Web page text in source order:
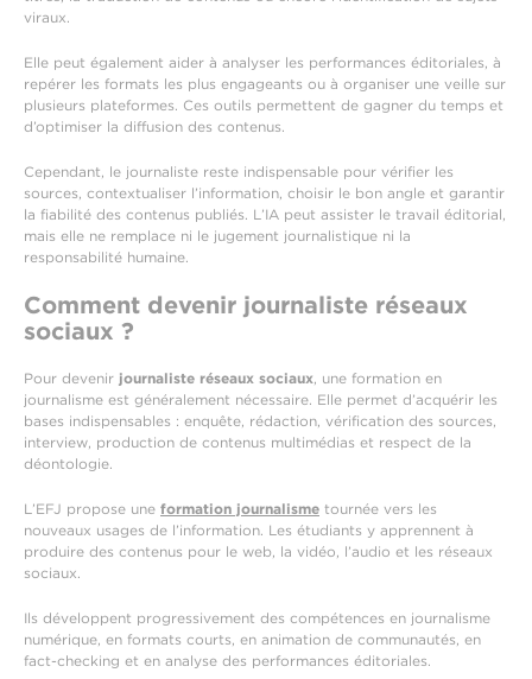
viraux.
Elle peut également aider à analyser les performances éditoriales, à
repérer les formats les plus engageants ou à organiser une veille sur
plusieurs plateformes. Ces outils permettent de gagner du temps et
d’optimiser la diffusion des contenus.
Cependant, le journaliste reste indispensable pour vérifier les
sources, contextualiser l’information, choisir le bon angle et garantir
la fiabilité des contenus publiés. L’IA peut assister le travail éditorial,
mais elle ne remplace ni le jugement journalistique ni la
responsabilité humaine.
Comment devenir journaliste réseaux
sociaux ?
Pour devenir journaliste réseaux sociaux, une formation en
journalisme est généralement nécessaire. Elle permet d’acquérir les
bases indispensables : enquête, rédaction, vérification des sources,
interview, production de contenus multimédias et respect de la
déontologie.
L’EFJ propose une formation journalisme tournée vers les
nouveaux usages de l’information. Les étudiants y apprennent à
produire des contenus pour le web, la vidéo, l’audio et les réseaux
sociaux.
Ils développent progressivement des compétences en journalisme
numérique, en formats courts, en animation de communautés, en
fact-checking et en analyse des performances éditoriales.